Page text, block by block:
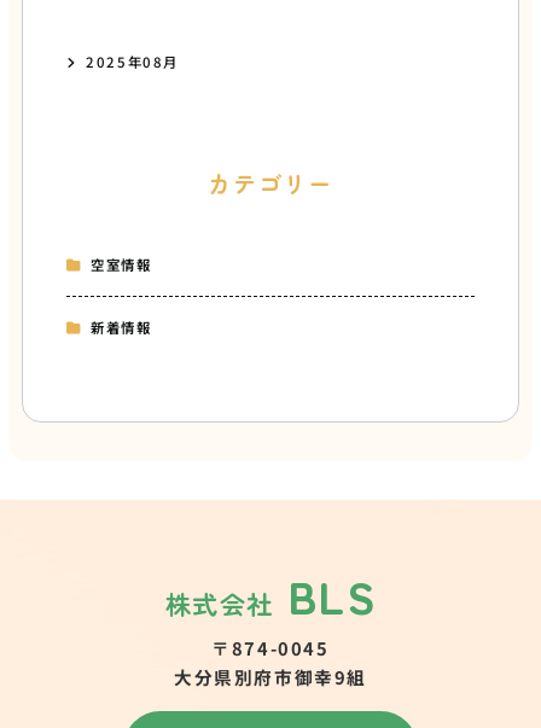
2025年08月
カテゴリー
空室情報
新着情報
株式会社 BLS
〒874-0045
大分県別府市御幸9組